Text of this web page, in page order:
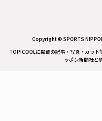
Copyright © SPORTS
TOPICOOLに掲載の記事・写真・カッ
ッポン新聞社と